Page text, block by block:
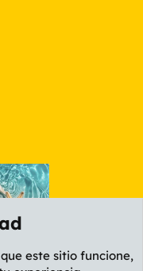
este sitio funcione,